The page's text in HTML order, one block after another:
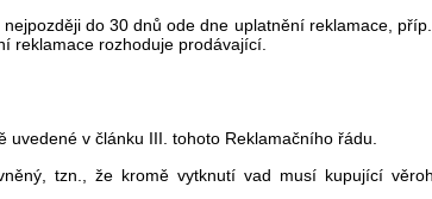
do 30 dnů ode dne uplatnění reklamace,
reklamace rozhoduje prodávající.
v článku III. tohoto Reklamačního řádu.
tzn., že kromě vytknutí vad musí kupující